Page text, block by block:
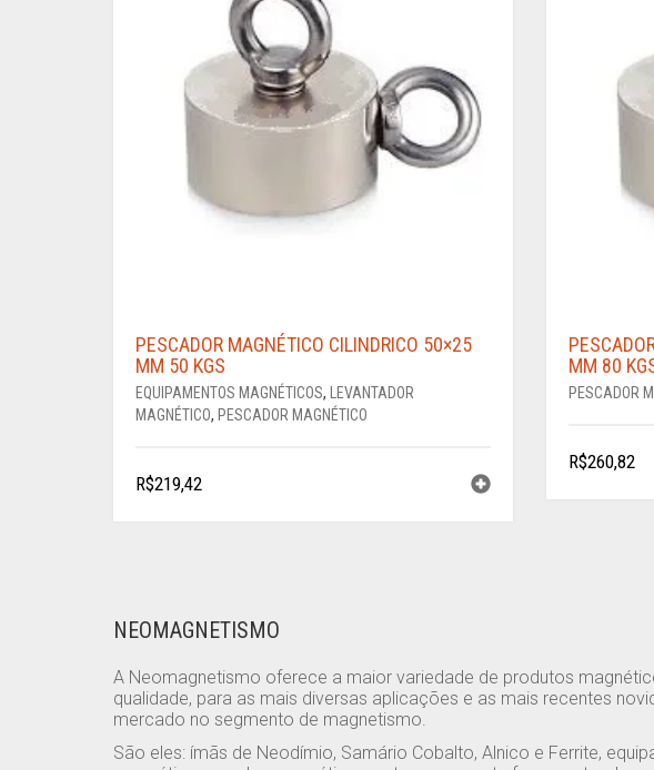
PESCADOR MAGNÉTICO CILINDRICO 50×25
MM 50 KGS
EQUIPAMENTOS MAGNÉTICOS,
LEVANTADOR
MAGNÉTICO, PESCADOR MAGNÉTICO
R$219,42
MM 80
PESCADOR
R$260,82
NEOMAGNETISMO
A Neomagnetismo oferece a maior variedade de produtos
qualidade, para as mais diversas aplicações e as mais recentes
mercado no segmento de magnetismo.
São eles: ímãs de Neodímio, Samário Cobalto, Alnico e Ferrite,